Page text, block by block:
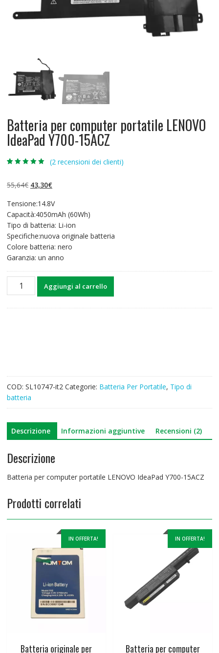
Batteria per computer portatile LENOVO
IdeaPad Y700-15ACZ
base di
recensioni
(2 recensioni dei clienti)
55,64€ Il
originale
era:
55,64€.
43,30€Il
attuale
è:
43,30€.
Tensione:14.8V
Capacità:4050mAh (60Wh)
Tipo di batteria: Li-ion
Specifiche:nuova originale batteria
Colore batteria: nero
Garanzia: un anno
Batteria
Aggiungi al carrello
COD: SL10747-it2 Categorie: Batteria Per Portatile, Tipo di
batteria
Descrizione Informazioni aggiuntive Recensioni (2)
Descrizione
Batteria per computer portatile LENOVO IdeaPad Y700-15ACZ
Prodotti correlati
IN OFFERTA!
Batteria originale per
IN OFFERTA!
Batteria per computer